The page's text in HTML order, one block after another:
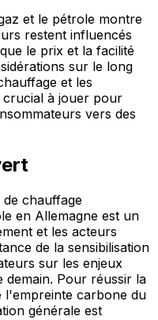
et le pétrole montre
restent influencés
le prix et la facilité
sur le long
et les
à jouer pour
vers des
de chauffage
en Allemagne est un
et les acteurs
de la sensibilisation
sur les enjeux
demain. Pour réussir la
l'empreinte carbone du
générale est